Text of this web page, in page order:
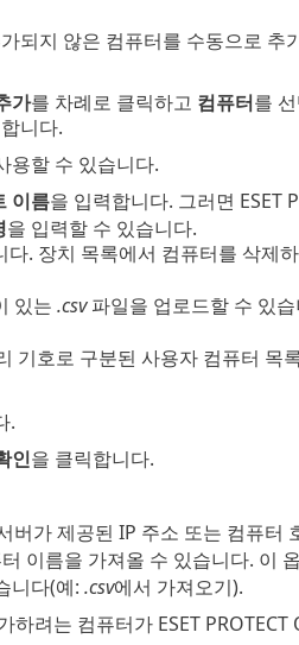
되지 않은 컴퓨터를 수동으로 추
가를 차례로 클릭하고 컴퓨터를
니다.
용할 수 있습니다.
이름을 입력합니다. 그러면 ESET
을 입력할 수 있습니다.
. 장치 목록에서 컴퓨터를 삭제
있는 .csv파일을 업로드할 수 있
기호로 구분된 사용자 컴퓨터
.
인을 클릭합니다.
버가 제공된 IP 주소 또는 컴퓨
이름을 가져올 수 있습니다. 이
니다(예: .csv에서 가져오기).
하려는 컴퓨터가 ESET